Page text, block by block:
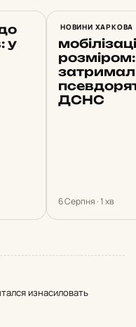
у
НОВИНИ ХАРКОВА
Обіцяв
розміром:
ДСНС
6 Серпня · 1 хв
изнасиловать